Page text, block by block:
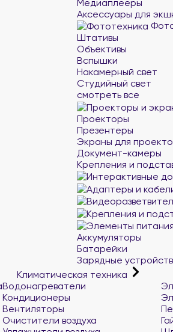
Медиаплееры
Аксессуары для
Штативы
Объективы
Вспышки
Накамерный свет
Студийный свет
смотреть все
Проекторы
Презентеры
Экраны для
Документ-камеры
Крепления и
Аккумуляторы
Батарейки
Зарядные
Климатическая техника
Водонагреватели
Кондиционеры
Вентиляторы
Очистители воздуха